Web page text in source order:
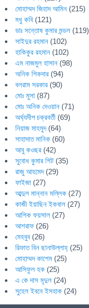
মোহাম্মদ জিহাদ আমিন (215)
মধু কবি (121)
ডাঃ সন্তোষ কুমার মন্ডল (119)
সাইদুর রহমান (102)
হাকিকুর রহমান (102)
এম নাজমুল হাসান (98)
অনিক শিকদার (94)
বলরাম সরকার (90)
মোঃ মুসা (87)
মোঃ অনিক দেওয়ান (71)
অর্ঘ্যদীপ চক্রবর্তী (69)
নিয়াজ মাহমুদ(64)
সাহাদাত মানিক (60)
আবু কওছর (42)
সুবোধ কুমার শিট (35)
রাজু আহমেদ(29)
ফাইজা (27)
আব্দুল মান্নান মল্লিক (27)
কাজী ইয়াছিন ইকবাল (27)
আশিক ফয়সাল (27)
আশরাফ (26)
মেহবুব (26)
রিফাত বিন ছানাউল্লাহ্ (25)
মোহাম্মদ কাশেম (25)
আসিফুল হক (25)
এ কে দাস মৃদুল (24)
সুহেল ইবনে ইসহাক (24)